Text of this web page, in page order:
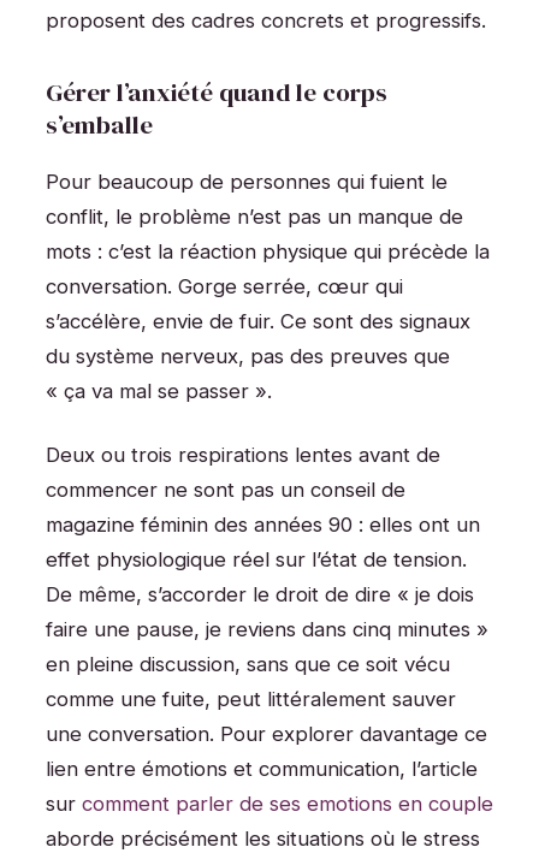
proposent des cadres concrets et progressifs.
Gérer l’anxiété quand le corps
s’emballe
Pour beaucoup de personnes qui fuient le
conflit, le problème n’est pas un manque de
mots : c’est la réaction physique qui précède la
conversation. Gorge serrée, cœur qui
s’accélère, envie de fuir. Ce sont des signaux
du système nerveux, pas des preuves que
« ça va mal se passer ».
Deux ou trois respirations lentes avant de
commencer ne sont pas un conseil de
magazine féminin des années 90 : elles ont un
effet physiologique réel sur l’état de tension.
De même, s’accorder le droit de dire « je dois
faire une pause, je reviens dans cinq minutes »
en pleine discussion, sans que ce soit vécu
comme une fuite, peut littéralement sauver
une conversation. Pour explorer davantage ce
lien entre émotions et communication, l’article
sur comment parler de ses emotions en couple
aborde précisément les situations où le stress